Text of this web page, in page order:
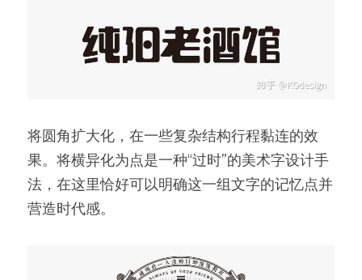
将圆角扩大化，在一些复杂结构行程黏连的效
果。将横异化为点是一种“过时”的美术字设计手
法，在这里恰好可以明确这一组文字的记忆点并
营造时代感。